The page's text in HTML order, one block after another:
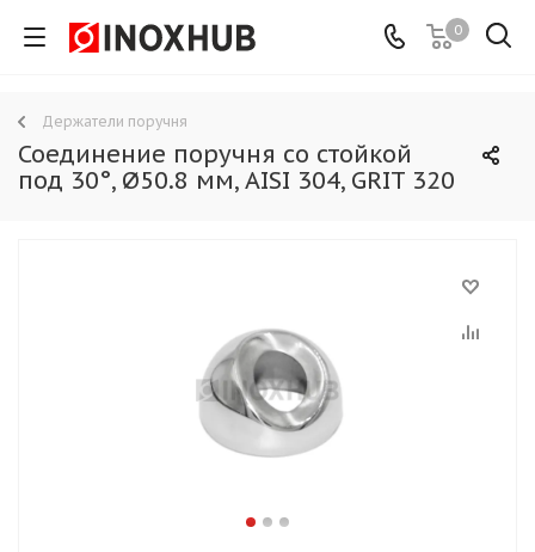
0
Держатели поручня
Соединение поручня со стойкой
под 30°, Ø50.8 мм, AISI 304, GRIT 320